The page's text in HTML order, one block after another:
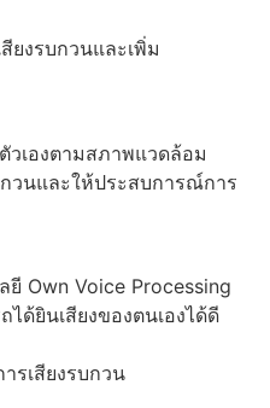
งรบกวนและเพิ่ม
วเองตามสภาพแวดล้อม
วนและให้ประสบการณ์การ
ยี Own Voice Processing
ได้ยินเสียงของตนเองได้ดี
รเสียงรบกวน